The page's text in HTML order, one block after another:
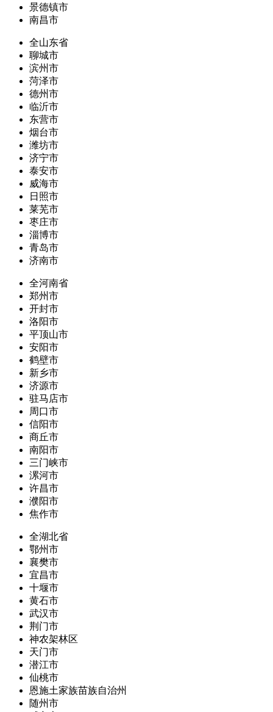
景德镇市
南昌市
全山东省
聊城市
滨州市
菏泽市
德州市
临沂市
东营市
烟台市
潍坊市
济宁市
泰安市
威海市
日照市
莱芜市
枣庄市
淄博市
青岛市
济南市
全河南省
郑州市
开封市
洛阳市
平顶山市
安阳市
鹤壁市
新乡市
济源市
驻马店市
周口市
信阳市
商丘市
南阳市
三门峡市
漯河市
许昌市
濮阳市
焦作市
全湖北省
鄂州市
襄樊市
宜昌市
十堰市
黄石市
武汉市
荆门市
神农架林区
天门市
潜江市
仙桃市
恩施土家族苗族自治州
随州市